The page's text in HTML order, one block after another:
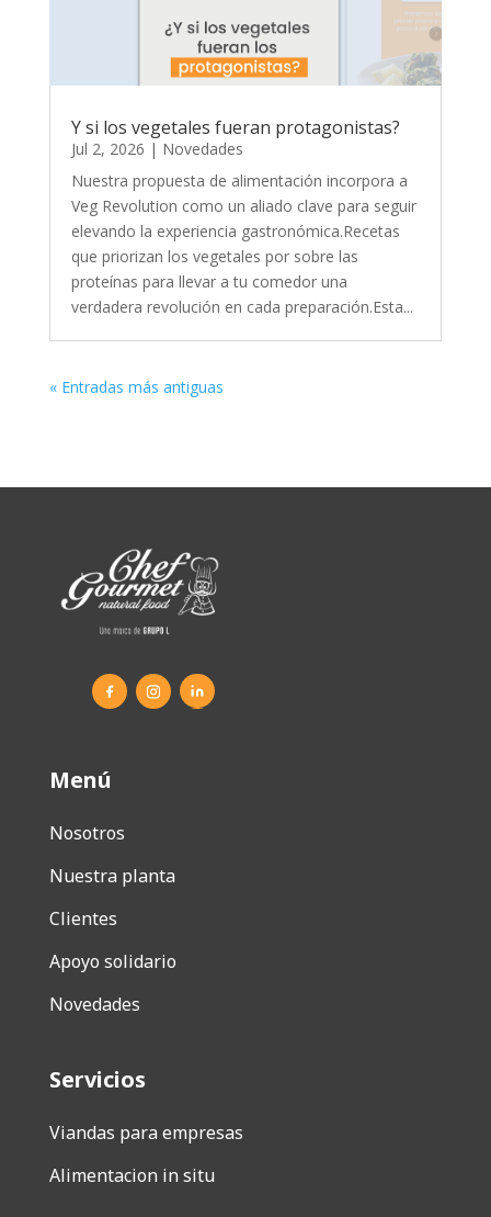
Y si los vegetales fueran protagonistas?
Jul 2, 2026 | Novedades
Nuestra propuesta de alimentación incorpora a
Veg Revolution como un aliado clave para seguir
elevando la experiencia gastronómica.Recetas
que priorizan los vegetales por sobre las
proteínas para llevar a tu comedor una
verdadera revolución en cada preparación.Esta...
« Entradas más antiguas
Menú
Nosotros
Nuestra planta
Clientes
Apoyo solidario
Novedades
Servicios
Viandas para empresas
Alimentacion in situ